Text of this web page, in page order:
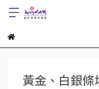
黃金、白銀